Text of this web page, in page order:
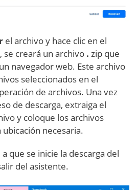
el archivo y hace clic en el
, se creará un archivo . zip que
navegador web. Este archivo
seleccionados en el
de archivos. Una vez
de descarga, extraiga el
y coloque los archivos
necesaria.
a que se inicie la descarga del
del asistente.